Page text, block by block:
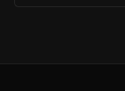
（短信/邮箱/硬件